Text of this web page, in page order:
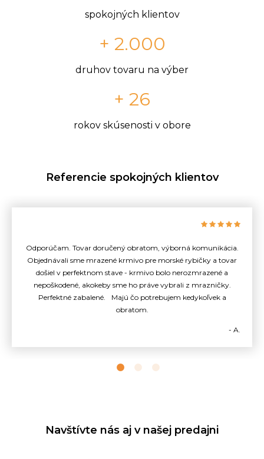
spokojných klientov
+ 2.000
druhov tovaru na výber
+ 26
rokov skúsenosti v obore
Referencie spokojných klientov
Odporúčam. Tovar doručený obratom, výborná komunikácia.
Objednávali sme mrazené krmivo pre morské rybičky a tovar
došiel v perfektnom stave - krmivo bolo nerozmrazené a
nepoškodené, akokeby sme ho práve vybrali z mrazničky.
Perfektné zabalené. Majú čo potrebujem kedykoľvek a
obratom.
- A.
Navštívte nás aj v našej predajni